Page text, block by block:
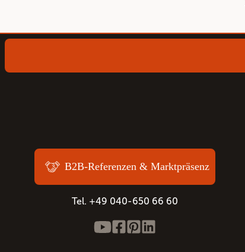
B2B-Referenzen & Marktpräsenz
Tel. +49 040-650 66 60